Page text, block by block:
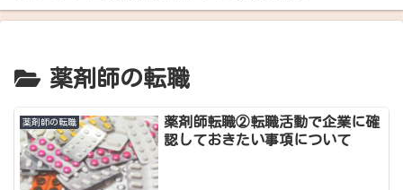
薬剤師の転職
薬剤師の転職
薬剤師転職②転職活動で企業に確
認しておきたい事項について